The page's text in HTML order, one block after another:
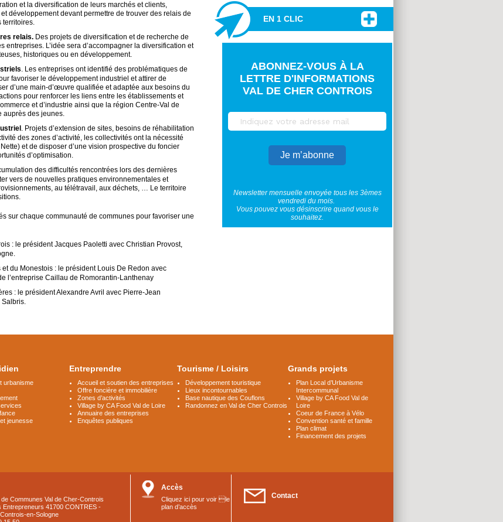
et la diversification de leurs marchés et clients,
développement devant permettre de trouver des relais de
relais.Des projets de diversification et de recherche de
L’idée sera d’accompagner la diversification et
historiques ou en développement.
. Les entreprises ont identifié des problématiques de
favoriser le développement industriel et attirer de
d’une main-d’œuvre qualifiée et adaptée aux besoins du
pour renforcer les liens entre les établissements et
et d’industrie ainsi que la région Centre-Val de
auprès des jeunes.
. Projets d’extension de sites, besoins de réhabilitation
des zones d’activité, les collectivités ont la nécessité
et de disposer d’une vision prospective du foncier
d’optimisation.
des difficultés rencontrées lors des dernières
vers de nouvelles pratiques environnementales et
au télétravail, aux déchets, … Le territoire
sur chaque communauté de communes pour favoriser une
: le président Jacques Paoletti avec Christian Provost,
du Monestois : le président Louis De Redon avec
l’entreprise Caillau de Romorantin-Lanthenay
: le président Alexandre Avril avec Pierre-Jean
Salbris.
EN 1 CLIC
ABONNEZ-VOUS À LA
LETTRE D'INFORMATIONS
VAL DE CHER CONTROIS
Newsletter mensuelle envoyée tous les 3èmes
vendredi du mois.
Vous pouvez vous désinscrire quand vous le
souhaitez.
urbanisme
jeunesse
Entreprendre
Accueil et soutien des entreprises
Offre foncière et immobilière
Zones d’activités
Village by CA Food Val de Loire
Annuaire des entreprises
Enquêtes publiques
Tourisme / Loisirs
Développement touristique
Lieux incontournables
Base nautique des Couflons
Randonnez en Val de Cher Controis
Grands projets
Plan Local d’Urbanisme
Intercommunal
Village by CA Food Val de
Loire
Coeur de France à Vélo
Convention santé et famille
Plan climat
Financement des projets
Communes Val de Cher-Controis
Entrepreneurs 41700 CONTRES -
en-Sologne
Accès
Cliquez ici pour voir le
plan d’accès
Contact